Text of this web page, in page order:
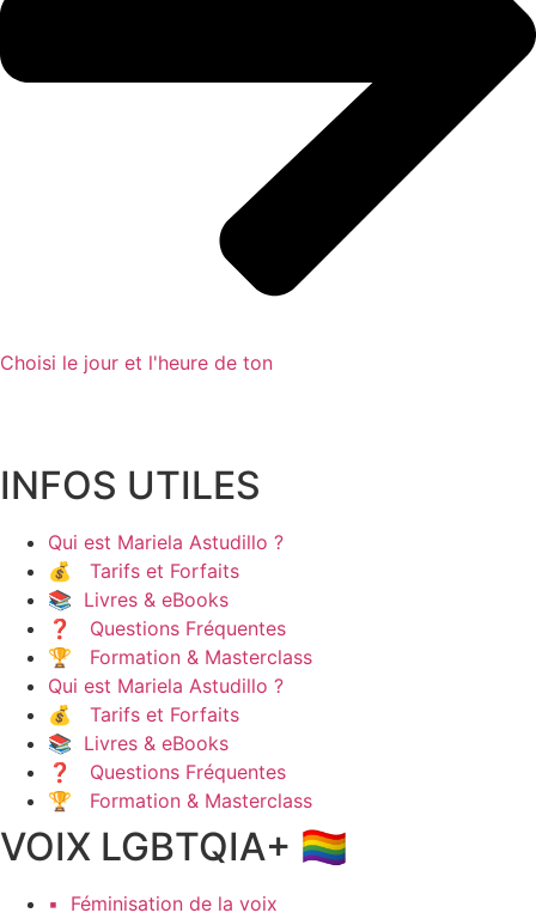
Choisi le jour et l'heure de ton
INFOS UTILES
Qui est Mariela Astudillo ?
💰 Tarifs et Forfaits
📚 Livres & eBooks
❓ Questions Fréquentes
🏆 Formation & Masterclass
Qui est Mariela Astudillo ?
💰 Tarifs et Forfaits
📚 Livres & eBooks
❓ Questions Fréquentes
🏆 Formation & Masterclass
VOIX LGBTQIA+ 🏳️‍🌈
▪️ Féminisation de la voix